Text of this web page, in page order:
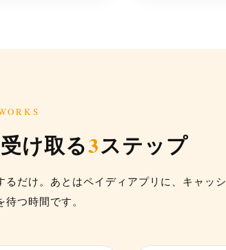
け取る3ステップ
だけ。あとはペイディアプリに、キャッシ
待つ時間です。